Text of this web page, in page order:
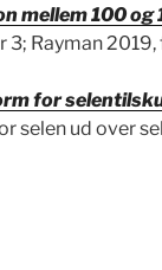
mellem 100 og
3; Rayman
for
selen ud over